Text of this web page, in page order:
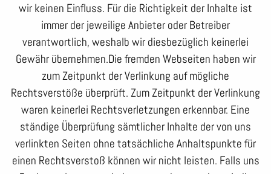
wir keinen Einfluss. Für die Richtigkeit der Inhalte ist
immer der jeweilige Anbieter oder Betreiber
verantwortlich, weshalb wir diesbezüglich keinerlei
Gewähr übernehmen.Die fremden Webseiten haben wir
zum Zeitpunkt der Verlinkung auf mögliche
Rechtsverstöße überprüft. Zum Zeitpunkt der Verlinkung
waren keinerlei Rechtsverletzungen erkennbar. Eine
ständige Überprüfung sämtlicher Inhalte der von uns
verlinkten Seiten ohne tatsächliche Anhaltspunkte für
einen Rechtsverstoß können wir nicht leisten. Falls uns